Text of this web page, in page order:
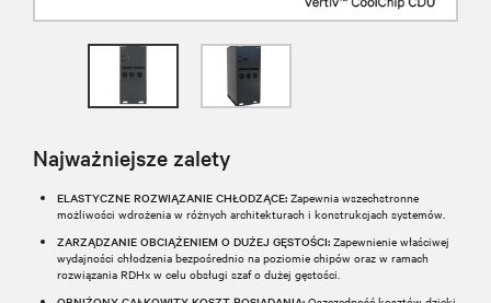
Najważniejsze zalety
ELASTYCZNE ROZWIĄZANIE CHŁODZĄCE: Zapewnia wszechstronne
możliwości wdrożenia w różnych architekturach i konstrukcjach systemów.
ZARZĄDZANIE OBCIĄŻENIEM O DUŻEJ GĘSTOŚCI: Zapewnienie właściwej
wydajności chłodzenia bezpośrednio na poziomie chipów oraz w ramach
rozwiązania RDHx w celu obsługi szaf o dużej gęstości.